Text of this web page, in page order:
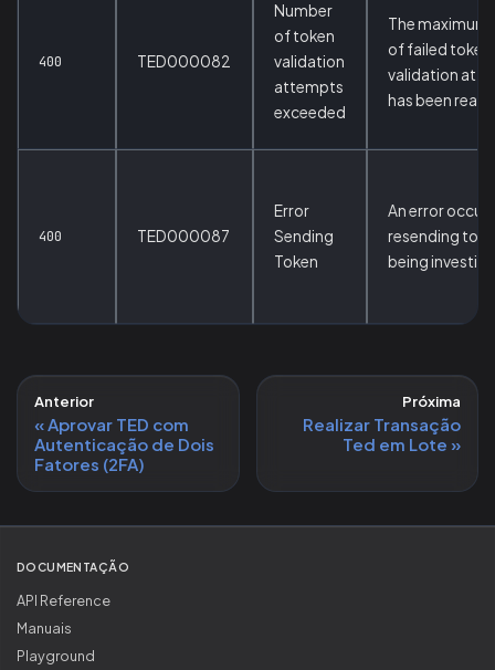
400 TED000082
Number
of token
validation
attempts
exceeded
The maximum
of failed token
validation
has been
400 TED000087
Error
Sending
Token
An error
resending
being
Anterior
Aprovar TED com
Autenticação de Dois
Fatores (2FA)
Próxima
Realizar Transação
Ted em Lote
DOCUMENTAÇÃO
API Reference
Manuais
Playground